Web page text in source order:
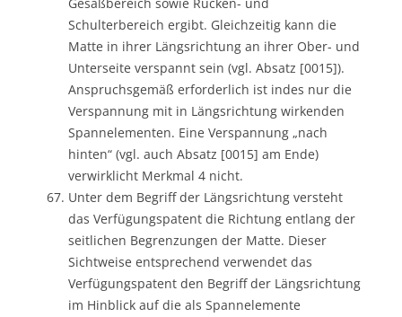
Schulterbereich ergibt. Gleichzeitig kann die
Matte in ihrer Längsrichtung an ihrer Ober- und
Unterseite verspannt sein (vgl. Absatz [0015]).
Anspruchsgemäß erforderlich ist indes nur die
Verspannung mit in Längsrichtung wirkenden
Spannelementen. Eine Verspannung „nach
hinten“ (vgl. auch Absatz [0015] am Ende)
verwirklicht Merkmal 4 nicht.
Unter dem Begriff der Längsrichtung versteht
das Verfügungspatent die Richtung entlang der
seitlichen Begrenzungen der Matte. Dieser
Sichtweise entsprechend verwendet das
Verfügungspatent den Begriff der Längsrichtung
im Hinblick auf die als Spannelemente